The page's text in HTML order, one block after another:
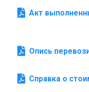
Акт
Опись
Справка о